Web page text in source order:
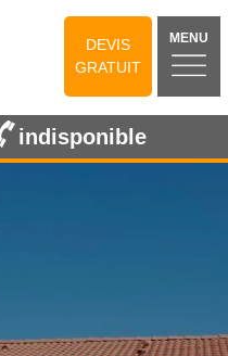
DEVIS
GRATUIT
MENU
indisponible